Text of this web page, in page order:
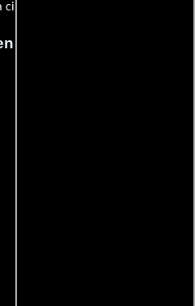
Cineyseries.net